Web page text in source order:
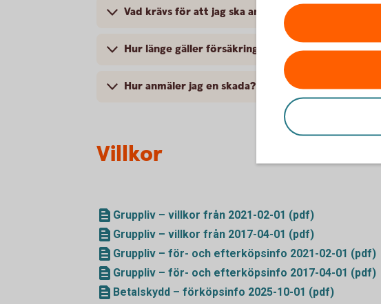
Vad krävs för att jag ska anslutas till försäkringarna?
Hur länge gäller försäkringarna?
Hur anmäler jag en skada?
Villkor
Gruppliv – villkor från 2021-02-01 (pdf)
Gruppliv – villkor från 2017-04-01 (pdf)
Gruppliv – för- och efterköpsinfo 2021-02-01 (pdf)
Gruppliv – för- och efterköpsinfo 2017-04-01 (pdf)
Betalskydd – förköpsinfo 2025-10-01 (pdf)